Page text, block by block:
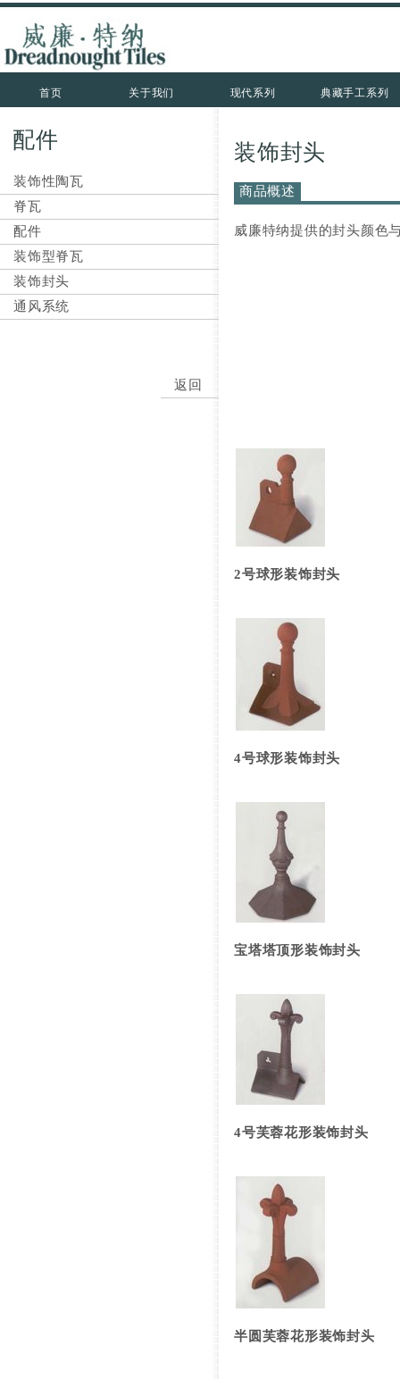
首页 关于我们 现代系列 典藏手工系列
配件
装饰性陶瓦
脊瓦
配件
装饰型脊瓦
装饰封头
通风系统
返回
装饰封头
商品概述
威廉特纳提供的封头颜色
2号球形装饰封头
4号球形装饰封头
宝塔塔顶形装饰封头
4号芙蓉花形装饰封头
半圆芙蓉花形装饰封头